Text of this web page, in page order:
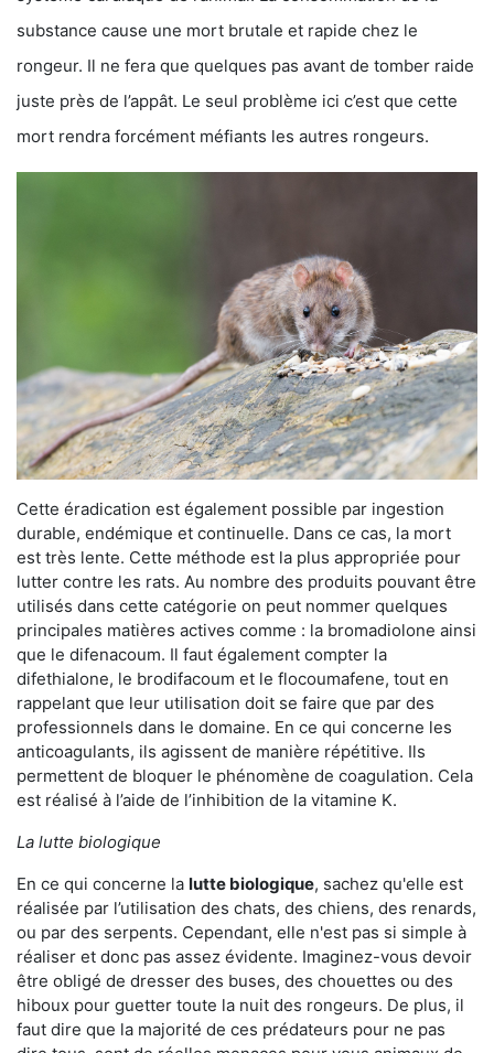
substance cause une mort brutale et rapide chez le
rongeur. Il ne fera que quelques pas avant de tomber raide
juste près de l’appât. Le seul problème ici c’est que cette
mort rendra forcément méfiants les autres rongeurs.
Cette éradication est également possible par ingestion
durable, endémique et continuelle. Dans ce cas, la mort
est très lente. Cette méthode est la plus appropriée pour
lutter contre les rats. Au nombre des produits pouvant être
utilisés dans cette catégorie on peut nommer quelques
principales matières actives comme : la bromadiolone ainsi
que le difenacoum. Il faut également compter la
difethialone, le brodifacoum et le flocoumafene, tout en
rappelant que leur utilisation doit se faire que par des
professionnels dans le domaine. En ce qui concerne les
anticoagulants, ils agissent de manière répétitive. Ils
permettent de bloquer le phénomène de coagulation. Cela
est réalisé à l’aide de l’inhibition de la vitamine K.
La lutte biologique
En ce qui concerne la lutte biologique, sachez qu'elle est
réalisée par l’utilisation des chats, des chiens, des renards,
ou par des serpents. Cependant, elle n'est pas si simple à
réaliser et donc pas assez évidente. Imaginez-vous devoir
être obligé de dresser des buses, des chouettes ou des
hiboux pour guetter toute la nuit des rongeurs. De plus, il
faut dire que la majorité de ces prédateurs pour ne pas